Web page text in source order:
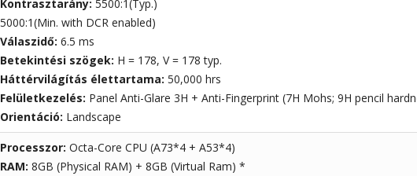
Kontrasztarány: 5500:1(Typ.)
5000:1(Min. with DCR enabled)
Válaszidő: 6.5 ms
Betekintési szögek: H = 178, V = 178 typ.
Háttérvilágítás élettartama: 50,000 hrs
Felületkezelés: Panel Anti-Glare 3H + Anti-Fingerprint (7H Mohs; 9H pencil
Orientáció: Landscape
Processzor: Octa-Core CPU (A73*4 + A53*4)
RAM: 8GB (Physical RAM) + 8GB (Virtual Ram) *